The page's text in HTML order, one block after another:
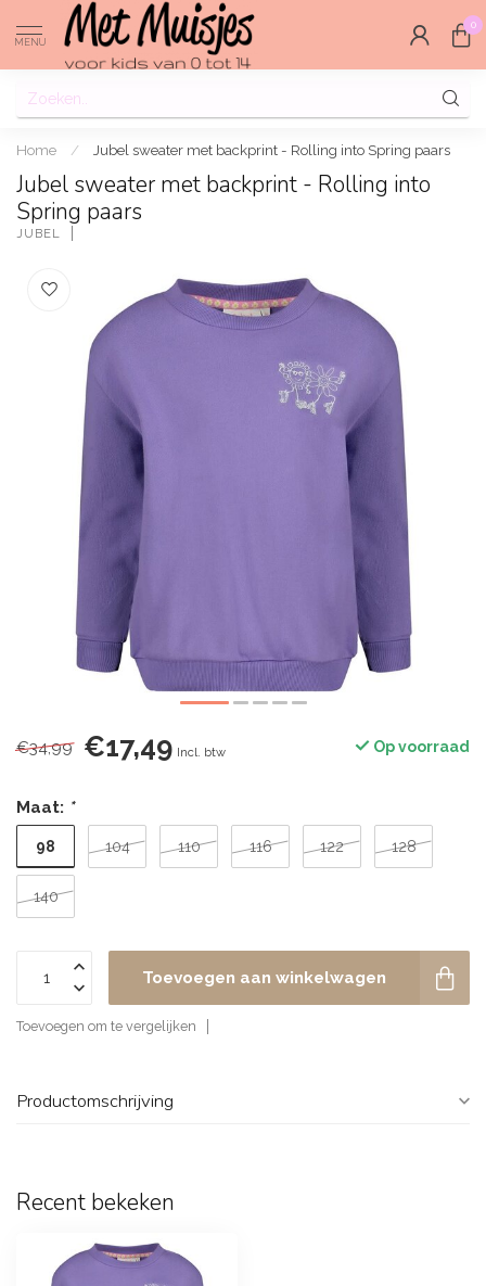
MENU
0
Home / Jubel sweater met backprint - Rolling into Spring paars
Jubel sweater met backprint - Rolling into
Spring paars
JUBEL
€34,99 €17,49 Incl. btw Op voorraad
Maat: *
98 104 110 116 122 128
140
Toevoegen aan winkelwagen
Toevoegen om te vergelijken
Productomschrijving
Recent bekeken